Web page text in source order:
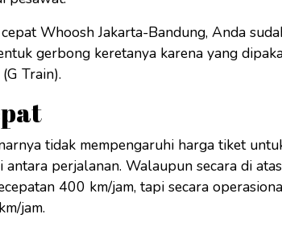
Whoosh Jakarta-Bandung, Anda
gerbong keretanya karena yang
Train).
tidak mempengaruhi harga tiket
perjalanan. Walaupun secara di
400 km/jam, tapi secara
jam.